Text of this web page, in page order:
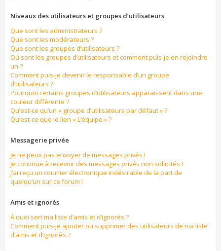
Niveaux des utilisateurs et groupes d’utilisateurs
Que sont les administrateurs ?
Que sont les modérateurs ?
Que sont les groupes d’utilisateurs ?
Où sont les groupes d’utilisateurs et comment puis-je en rejoindre
un ?
Comment puis-je devenir le responsable d’un groupe
d’utilisateurs ?
Pourquoi certains groupes d’utilisateurs apparaissent dans une
couleur différente ?
Qu’est-ce qu’un « groupe d’utilisateurs par défaut » ?
Qu’est-ce que le lien « L’équipe » ?
Messagerie privée
Je ne peux pas envoyer de messages privés !
Je continue à recevoir des messages privés non sollicités !
J’ai reçu un courrier électronique indésirable de la part de
quelqu’un sur ce forum !
Amis et ignorés
À quoi sert ma liste d’amis et d’ignorés ?
Comment puis-je ajouter ou supprimer des utilisateurs de ma liste
d’amis et d’ignorés ?